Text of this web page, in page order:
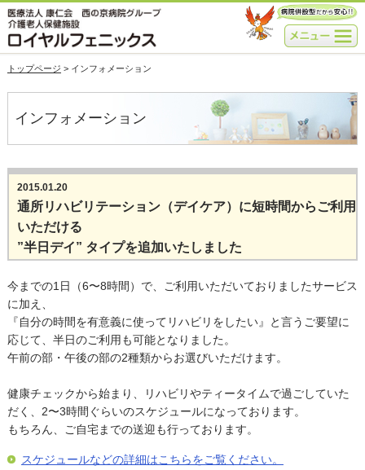
トップページ > インフォメーション
インフォメーション
2015.01.20
通所リハビリテーション（デイケア）に短時間からご利用
いただける
”半日デイ” タイプを追加いたしました
今までの1日（6〜8時間）で、ご利用いただいておりましたサービス
に加え、
『自分の時間を有意義に使ってリハビリをしたい』と言うご要望に
応じて、半日のご利用も可能となりました。
午前の部・午後の部の2種類からお選びいただけます。
健康チェックから始まり、リハビリやティータイムで過ごしていた
だく、2〜3時間ぐらいのスケジュールになっております。
もちろん、ご自宅までの送迎も行っております。
スケジュールなどの詳細はこちらをご覧ください。